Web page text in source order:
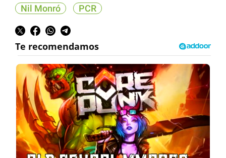
Nil Monró PCR